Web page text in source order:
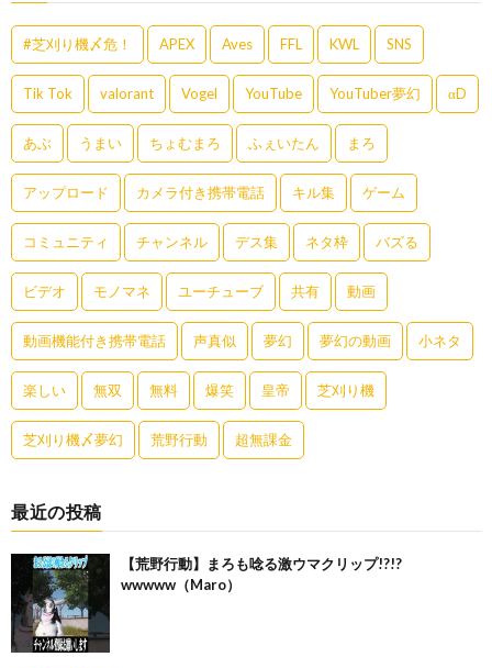
#芝刈り機〆危！ APEX Aves FFL KWL SNS
Tik Tok valorant Vogel YouTube YouTuber夢幻 αD
あぶ うまい ちょむまろ ふぇいたん まろ
アップロード カメラ付き携帯電話 キル集 ゲーム
コミュニティ チャンネル デス集 ネタ枠 バズる
ビデオ モノマネ ユーチューブ 共有 動画
動画機能付き携帯電話 声真似 夢幻 夢幻の動画 小ネタ
楽しい 無双 無料 爆笑 皇帝 芝刈り機
芝刈り機〆夢幻 荒野行動 超無課金
最近の投稿
【荒野行動】まろも唸る激ウマクリップ!?!?
wwwww（Maro）